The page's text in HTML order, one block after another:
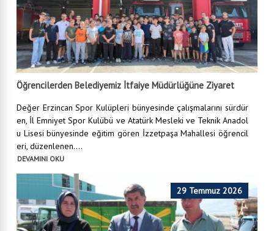
Öğrencilerden Belediyemiz İtfaiye Müdürlüğüne Ziyaret
Değer Erzincan Spor Kulüpleri bünyesinde çalışmalarını sürdür
en, İl Emniyet Spor Kulübü ve Atatürk Mesleki ve Teknik Anadol
u Lisesi bünyesinde eğitim gören İzzetpaşa Mahallesi öğrencil
eri, düzenlenen....
DEVAMINI OKU
29 Temmuz 2026